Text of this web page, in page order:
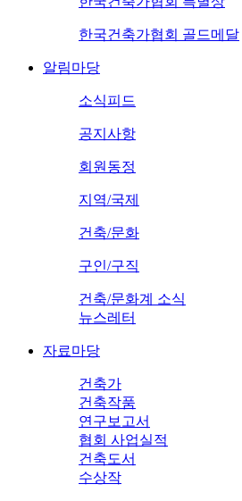
한국건축가협회 골드메달
알림마당
소식피드
공지사항
회원동정
지역/국제
건축/문화
구인/구직
건축/문화계 소식
뉴스레터
자료마당
건축가
건축작품
연구보고서
협회 사업실적
건축도서
수상작